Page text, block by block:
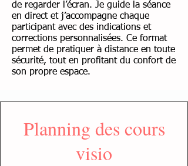
de regarder l’écran. Je guide la séance
en direct et j’accompagne chaque
participant avec des indications et
corrections personnalisées. Ce format
permet de pratiquer à distance en toute
sécurité, tout en profitant du confort de
son propre espace.
Planning des cours
visio